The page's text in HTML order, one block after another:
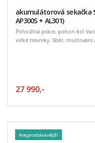
akumulátorová sekačka
AP300S + AL301)
Pohodlná práce, pohon kol
velké trávníky. Sběr, mulčování
27 990,-
Nejprodávanější